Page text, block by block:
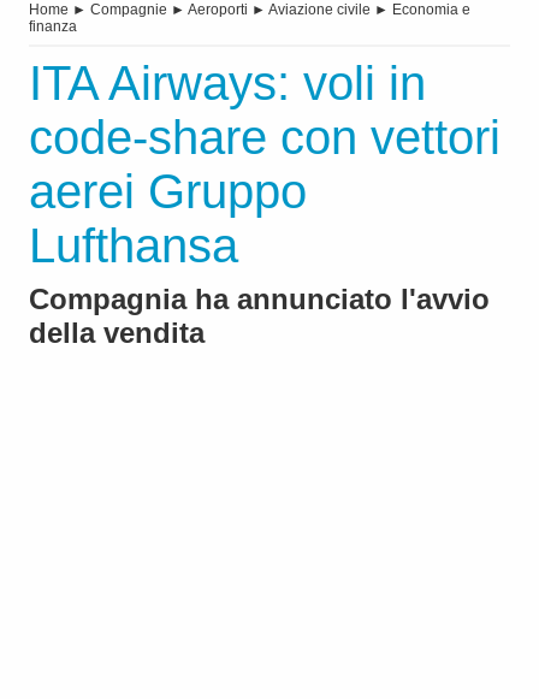
Home ► Compagnie ► Aeroporti ► Aviazione civile ► Economia e
finanza
ITA Airways: voli in
code-share con vettori
aerei Gruppo
Lufthansa
Compagnia ha annunciato l'avvio
della vendita